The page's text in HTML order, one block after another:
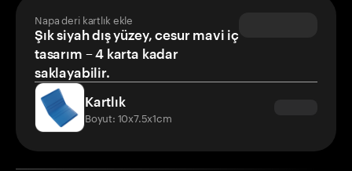
Napa deri kartlık ekle
Şık siyah dış yüzey, cesur mavi iç
tasarım – 4 karta kadar
saklayabilir.
Kartlık
Boyut: 10x7.5x1cm